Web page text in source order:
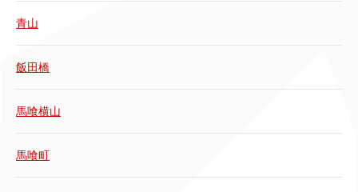
青山
飯田橋
馬喰横山
馬喰町